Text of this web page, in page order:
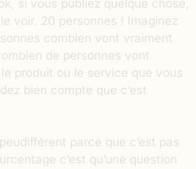
si vous publiez quelque chose,
voir. 20 personnes ! Imaginez
combien vont vraiment
de personnes vont
produit ou le service que vous
bien compte que c’est
parce que c’est pas
c’est qu’une question